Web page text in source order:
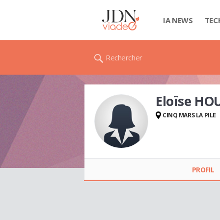
IA NEWS
Rechercher
Eloïse
CINQ MARS LA PILE
PROFIL